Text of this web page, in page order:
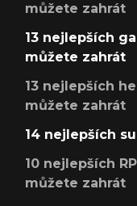
můžete zahrát
13 nejlepších
můžete zahrát
13 nejlepších
můžete zahrát
14 nejlepších
10 nejlepších
můžete zahrát